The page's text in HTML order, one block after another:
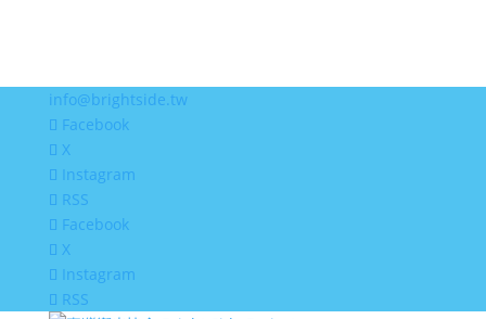
info@brightside.tw
Facebook
X
Instagram
RSS
Facebook
X
Instagram
RSS